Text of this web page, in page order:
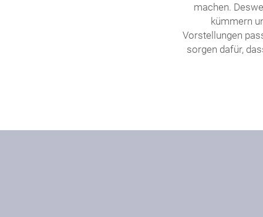
machen.
kümmern
Vorstellungen
sorgen dafür,